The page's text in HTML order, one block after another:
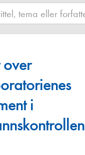
i